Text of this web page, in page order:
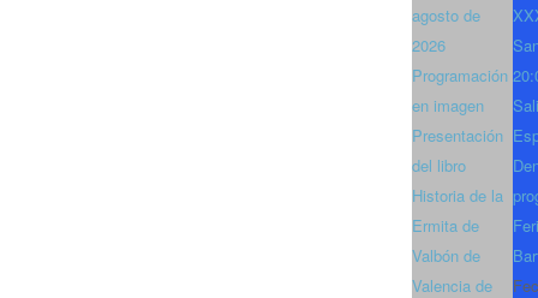
agosto de
2026
Programación
en imagen
Presentación
del libro
Historia de la
Ermita de
Valbón de
Valencia de